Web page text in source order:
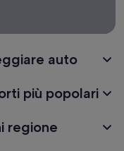
auto
più popolari
regione